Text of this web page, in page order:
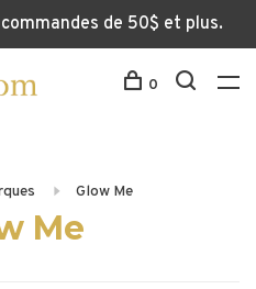
de 50$ et plus.
0
Glow Me
Me